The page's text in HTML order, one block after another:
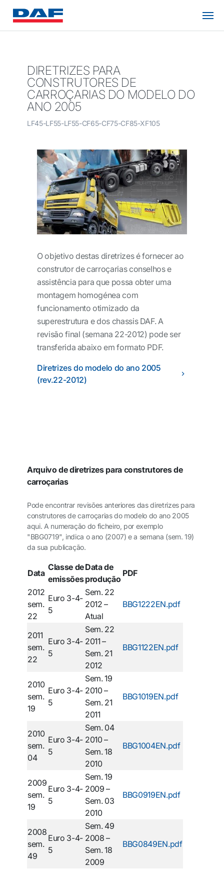
DIRETRIZES PARA
CONSTRUTORES DE
CARROÇARIAS DO MODELO DO
ANO 2005
LF45-LF55-LF55-CF65-CF75-CF85-XF105
O objetivo destas diretrizes é fornecer ao
construtor de carroçarias conselhos e
assistência para que possa obter uma
montagem homogénea com
funcionamento otimizado da
superestrutura e dos chassis DAF. A
revisão final (semana 22-2012) pode ser
transferida abaixo em formato PDF.
Diretrizes do modelo do ano 2005
(rev.22-2012)
Arquivo de diretrizes para construtores de
carroçarias
Pode encontrar revisões anteriores das diretrizes para
construtores de carroçarias do modelo do ano 2005
aqui. A numeração do ficheiro, por exemplo
"BBG0719", indica o ano (2007) e a semana (sem. 19)
da sua publicação.
Data
Classe de
emissões
Data de
produção
PDF
2012
sem.
22
Euro 3-4-
5
Sem. 22
2012 –
Atual
BBG1222EN.pdf
2011
sem.
22
Euro 3-4-
5
Sem. 22
2011 –
Sem. 21
2012
BBG1122EN.pdf
2010
sem.
19
Euro 3-4-
5
Sem. 19
2010 –
Sem. 21
2011
BBG1019EN.pdf
2010
sem.
04
Euro 3-4-
5
Sem. 04
2010 –
Sem. 18
2010
BBG1004EN.pdf
2009
sem.
19
Euro 3-4-
5
Sem. 19
2009 –
Sem. 03
2010
BBG0919EN.pdf
2008
sem.
49
Euro 3-4-
5
Sem. 49
2008 –
Sem. 18
2009
BBG0849EN.pdf